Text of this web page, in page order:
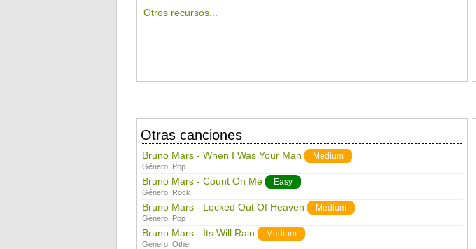
Otros recursos...
Otras canciones
Bruno Mars - When I Was Your Man Medium
Género: Pop
Bruno Mars - Count On Me Easy
Género: Rock
Bruno Mars - Locked Out Of Heaven Medium
Género: Pop
Bruno Mars - Its Will Rain Medium
Género: Other